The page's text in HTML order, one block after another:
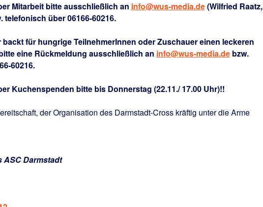
Mitarbeit bitte ausschließlich an info@wus-media.de(Wilfried Raatz,
telefonisch über 06166-60216.
backt für hungrige TeilnehmerInnen oder Zuschauer einen leckeren
eine Rückmeldung ausschließlich an info@wus-media.debzw.
60216.
Kuchenspenden bitte bis Donnerstag (22.11./ 17.00 Uhr)!!
der Organisation des Darmstadt-Cross kräftig unter die Arme
ASC Darmstadt